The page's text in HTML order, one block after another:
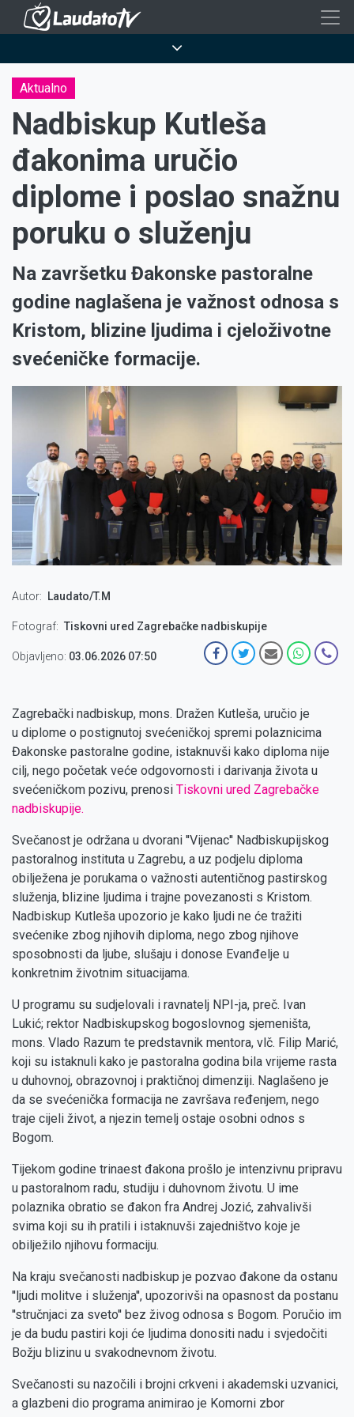
Skoči
sadržaj
Aktualno
Nadbiskup Kutleša
đakonima uručio
diplome i poslao snažnu
poruku o služenju
Na završetku Đakonske pastoralne
godine naglašena je važnost odnosa s
Kristom, blizine ljudima i cjeloživotne
svećeničke formacije.
Autor Laudato/T.M
Fotograf Tiskovni ured Zagrebačke nadbiskupije
Objavljeno: 03.06.2026 07:50
Zagrebački nadbiskup, mons. Dražen Kutleša, uručio je
u diplome o postignutoj svećeničkoj spremi polaznicima
Đakonske pastoralne godine, istaknuvši kako diploma nije
cilj, nego početak veće odgovornosti i darivanja života u
svećeničkom pozivu, prenosi Tiskovni ured Zagrebačke
nadbiskupije.
Svečanost je održana u dvorani ''Vijenac'' Nadbiskupijskog
pastoralnog instituta u Zagrebu, a uz podjelu diploma
obilježena je porukama o važnosti autentičnog pastirskog
služenja, blizine ljudima i trajne povezanosti s Kristom.
Nadbiskup Kutleša upozorio je kako ljudi ne će tražiti
svećenike zbog njihovih diploma, nego zbog njihove
sposobnosti da ljube, slušaju i donose Evanđelje u
konkretnim životnim situacijama.
U programu su sudjelovali i ravnatelj NPI-ja, preč. Ivan
Lukić; rektor Nadbiskupskog bogoslovnog sjemeništa,
mons. Vlado Razum te predstavnik mentora, vlč. Filip Marić,
koji su istaknuli kako je pastoralna godina bila vrijeme rasta
u duhovnoj, obrazovnoj i praktičnoj dimenziji. Naglašeno je
da se svećenička formacija ne završava ređenjem, nego
traje cijeli život, a njezin temelj ostaje osobni odnos s
Bogom.
Tijekom godine trinaest đakona prošlo je intenzivnu pripravu
u pastoralnom radu, studiju i duhovnom životu. U ime
polaznika obratio se đakon fra Andrej Jozić, zahvalivši
svima koji su ih pratili i istaknuvši zajedništvo koje je
obilježilo njihovu formaciju.
Na kraju svečanosti nadbiskup je pozvao đakone da ostanu
''ljudi molitve i služenja'', upozorivši na opasnost da postanu
''stručnjaci za sveto'' bez živog odnosa s Bogom. Poručio im
je da budu pastiri koji će ljudima donositi nadu i svjedočiti
Božju blizinu u svakodnevnom životu.
Svečanosti su nazočili i brojni crkveni i akademski uzvanici,
a glazbeni dio programa animirao je Komorni zbor